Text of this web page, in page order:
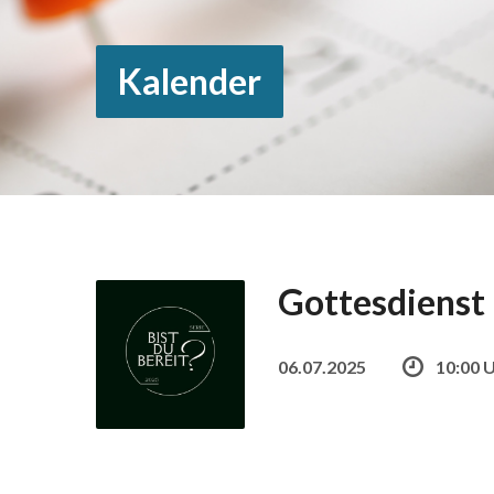
Kalender
Gottesdienst
06.07.2025 10:00